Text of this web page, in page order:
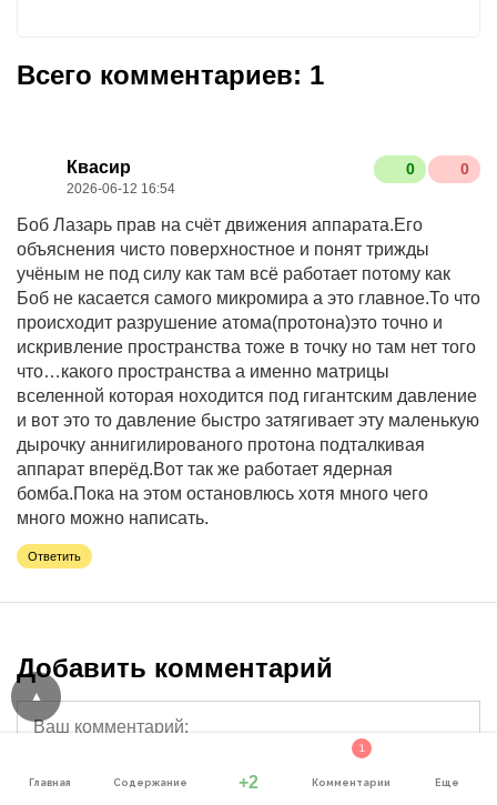
Всего комментариев: 1
Квасир
2026-06-12 16:54
Боб Лазарь прав на счёт движения аппарата.Его
объяснения чисто поверхностное и понят трижды
учёным не под силу как там всё работает потому как
Боб не касается самого микромира а это главное.То что
происходит разрушение атома(протона)это точно и
искривление пространства тоже в точку но там нет того
что…какого пространства а именно матрицы
вселенной которая ноходится под гигантским давление
и вот это то давление быстро затягивает эту маленькую
дырочку аннигилированого протона подталкивая
аппарат вперёд.Вот так же работает ядерная
бомба.Пока на этом остановлюсь хотя много чего
много можно написать.
0 0
Ответить
Добавить комментарий
Главная Содержание +2 Комментарии
1
Еще